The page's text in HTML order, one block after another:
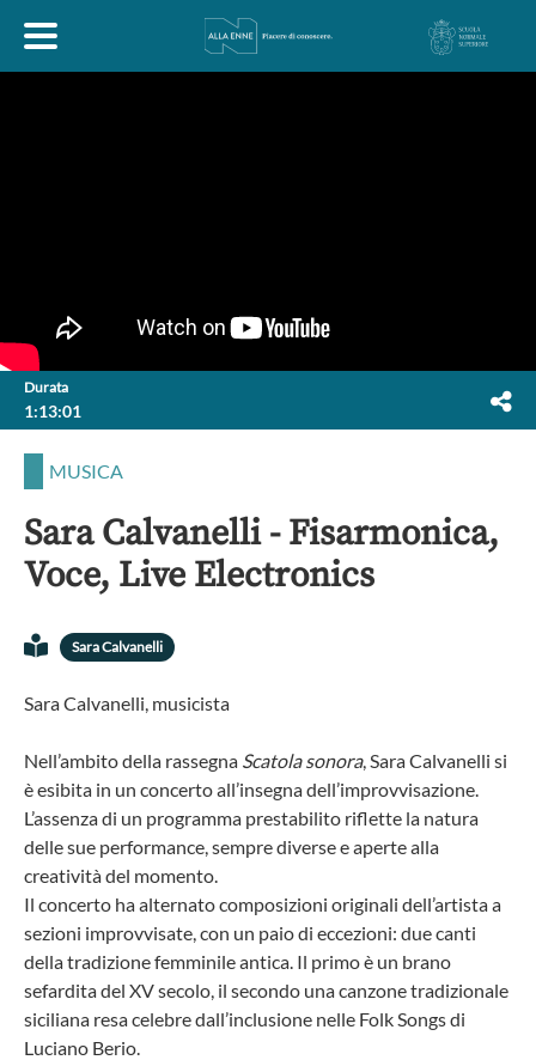
LETTERATURA
POLITICA
Durata
1:13:01
MUSICA
Sara Calvanelli - Fisarmonica,
Voce, Live Electronics
Sara Calvanelli
Sara Calvanelli, musicista
Nell’ambito della rassegna Scatola sonora, Sara Calvanelli si
è esibita in un concerto all’insegna dell’improvvisazione.
L’assenza di un programma prestabilito riflette la natura
delle sue performance, sempre diverse e aperte alla
creatività del momento.
Il concerto ha alternato composizioni originali dell’artista a
sezioni improvvisate, con un paio di eccezioni: due canti
della tradizione femminile antica. Il primo è un brano
sefardita del XV secolo, il secondo una canzone tradizionale
siciliana resa celebre dall’inclusione nelle Folk Songs di
Luciano Berio.